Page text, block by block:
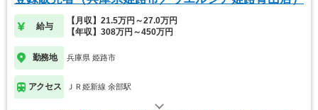
給与
【月収】21.5万円～27.0万円
【年収】308万円～450万円
勤務地 兵庫県 姫路市
アクセス ＪＲ姫新線 余部駅